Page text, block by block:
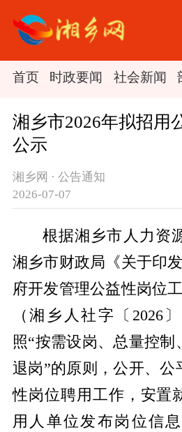
首页 时政要闻 社会新闻
湘乡市2026年拟招用
公示
湘乡网 · 公告通知
2026-07-07
根据湘乡市人力资
湘乡市财政局《关于印
府开发管理公益性岗位
（湘乡人社字〔2026
照“按需设岗、总量控制
退岗”的原则，公开、公
性岗位聘用工作，安置
用人单位发布岗位信